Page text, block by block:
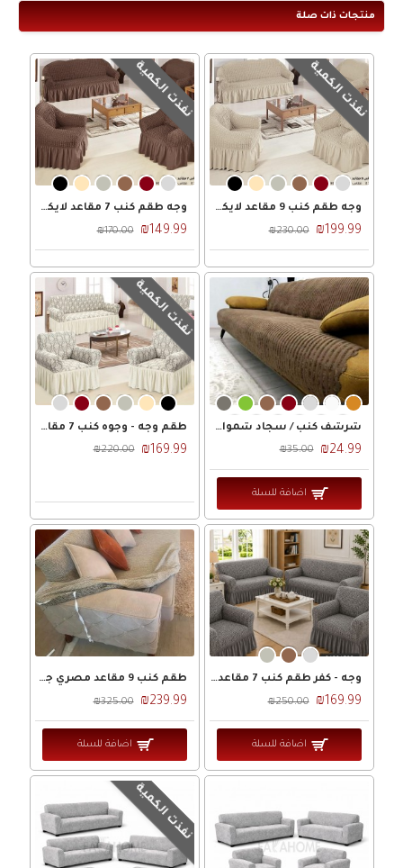
منتجات ذات صلة
نفذت الكمية
وجه طقم كنب 9 مقاعد لايكرا فقاقيع 3-2-2-1 تركي
₪199.99
₪230.00
نفذت الكمية
وجه طقم كنب 7 مقاعد لايكرا فقاقيع 3-2-1-1 تركي
₪149.99
₪170.00
شرشف كنب / سجاد شمواه محزز مقاس 160 × 200 وجه / كفر كنب شامواه
₪24.99
₪35.00
اضافة للسلة
نفذت الكمية
طقم وجه - وجوه كنب 7 مقاعد جيكار لايكرا 3-2-1-1 تركي
₪169.99
₪220.00
وجه - كفر طقم كنب 7 مقاعد جيكار حجم كبير - صناعة مصرية
₪169.99
₪250.00
اضافة للسلة
طقم كنب 9 مقاعد مصري جيكار حجم كبير
₪239.99
₪325.00
اضافة للسلة
نفذت الكمية